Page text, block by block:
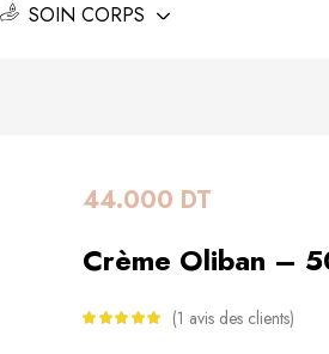
SOIN CORPS
44.000 DT
Crème Oliban –
1 avis des clients